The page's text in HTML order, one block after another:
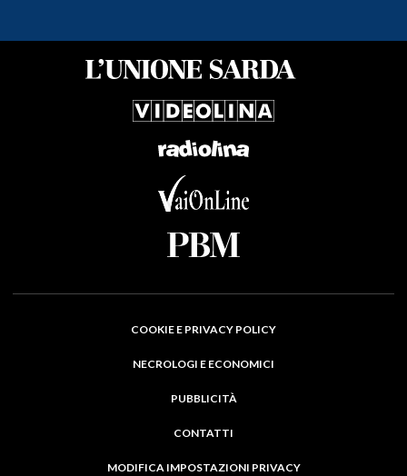
COOKIE E PRIVACY POLICY
NECROLOGI E ECONOMICI
PUBBLICITÀ
CONTATTI
MODIFICA IMPOSTAZIONI PRIVACY